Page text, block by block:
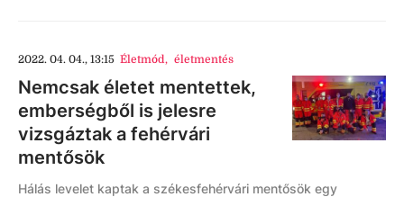
2022. 04. 04., 13:15 Életmód, életmentés
Nemcsak életet mentettek,
emberségből is jelesre
vizsgáztak a fehérvári
mentősök
Hálás levelet kaptak a székesfehérvári mentősök egy